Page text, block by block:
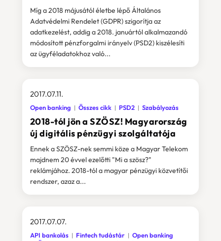
Míg a 2018 májusától életbe lépő Általános
Adatvédelmi Rendelet (GDPR) szigorítja az
adatkezelést, addig a 2018. januártól alkalmazandó
módosított pénzforgalmi irányelv (PSD2) kiszélesíti
az ügyféladatokhoz való...
2018-tól jön a SZÖSZ! Magyarország
új digitális pénzügyi szolgáltatója
2017.07.11.
Open banking Összes cikk PSD2 Szabályozás
Ennek a SZÖSZ-nek semmi köze a Magyar Telekom
majdnem 20 évvel ezelőtti "Mi a szösz?"
reklámjához. 2018-tól a magyar pénzügyi közvetítői
rendszer, azaz a...
2017.07.07.
API bankolás Fintech tudástár
Open banking